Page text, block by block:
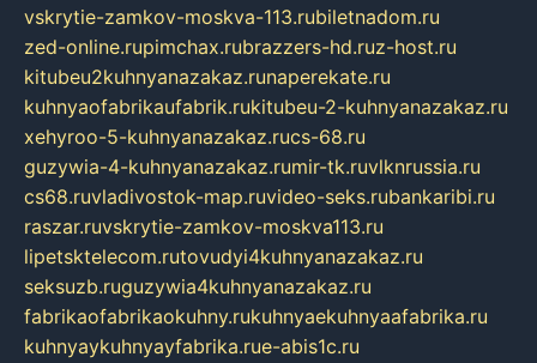
vskrytie-zamkov-moskva-113.rubiletnadom.ru
zed-online.rupimchax.rubrazzers-hd.ruz-host.ru
kitubeu2kuhnyanazakaz.runaperekate.ru
kuhnyaofabrikaufabrik.rukitubeu-2-kuhnyanazakaz.ru
xehyroo-5-kuhnyanazakaz.rucs-68.ru
guzywia-4-kuhnyanazakaz.rumir-tk.ruvlknrussia.ru
cs68.ruvladivostok-map.ruvideo-seks.rubankaribi.ru
raszar.ruvskrytie-zamkov-moskva113.ru
lipetsktelecom.rutovudyi4kuhnyanazakaz.ru
seksuzb.ruguzywia4kuhnyanazakaz.ru
fabrikaofabrikaokuhny.rukuhnyaekuhnyaafabrika.ru
kuhnyaykuhnyayfabrika.rue-abis1c.ru